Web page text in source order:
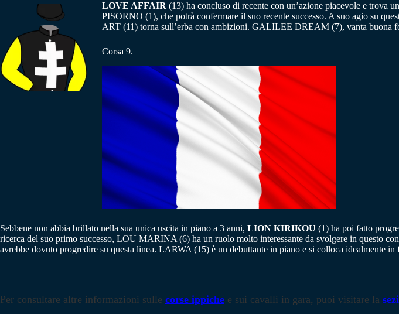
LOVE AFFAIR (13) ha concluso di recente con un’azione piacevole e trova
PISORNO (1), che potrà confermare il suo recente successo. A suo agio su
ART (11) torna sull’erba con ambizioni. GALILEE DREAM (7), vanta buona
Corsa 9.
Sebbene non abbia brillato nella sua unica uscita in piano a 3 anni, LION KIRIKOU (1) ha poi fatto
ricerca del suo primo successo, LOU MARINA (6) ha un ruolo molto interessante da svolgere in questo
avrebbe dovuto progredire su questa linea. LARWA (15) è un debuttante in piano e si colloca idealmente in
Per consultare altre informazioni sulle corse ippiche e sui cavalli in gara, puoi visitare la